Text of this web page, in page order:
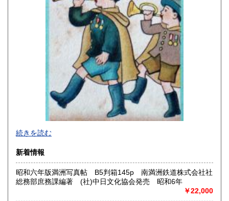
210円 福岡県
210円 長崎県
210円 大分県
210円 鹿児島県
2026年で創業45年目になります。
沿線名：(無店舗)
最寄駅：(無店舗)
営業時間：10:00〜18:00
続きを読む
新着情報
昭和六年版満洲写真帖 B5判箱145p 南満洲鉄道株式会社社
総務部庶務課編著 (社)中日文化協会発売 昭和6年
￥22,000